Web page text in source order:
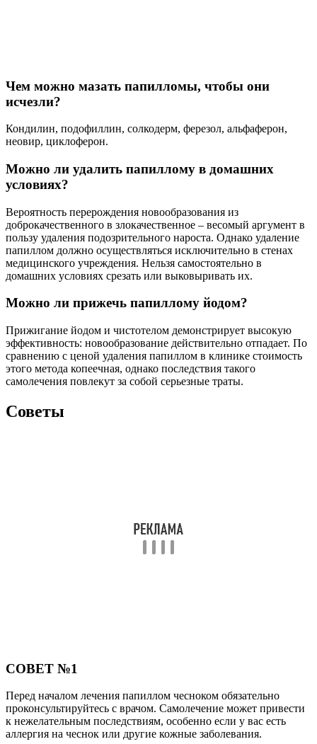
Чем можно мазать папилломы, чтобы они
исчезли?
Кондилин, подофиллин, солкодерм, ферезол, альфаферон,
неовир, циклоферон.
Можно ли удалить папиллому в домашних
условиях?
Вероятность перерождения новообразования из
доброкачественного в злокачественное – весомый аргумент в
пользу удаления подозрительного нароста. Однако удаление
папиллом должно осуществляться исключительно в стенах
медицинского учреждения. Нельзя самостоятельно в
домашних условиях срезать или выковыривать их.
Можно ли прижечь папиллому йодом?
Прижигание йодом и чистотелом демонстрирует высокую
эффективность: новообразование действительно отпадает. По
сравнению с ценой удаления папиллом в клинике стоимость
этого метода копеечная, однако последствия такого
самолечения повлекут за собой серьезные траты.
Советы
СОВЕТ №1
Перед началом лечения папиллом чесноком обязательно
проконсультируйтесь с врачом. Самолечение может привести
к нежелательным последствиям, особенно если у вас есть
аллергия на чеснок или другие кожные заболевания.